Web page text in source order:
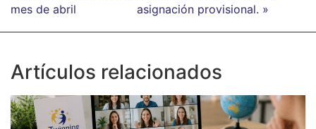
mes de abril
asignación provisional. »
Artículos relacionados